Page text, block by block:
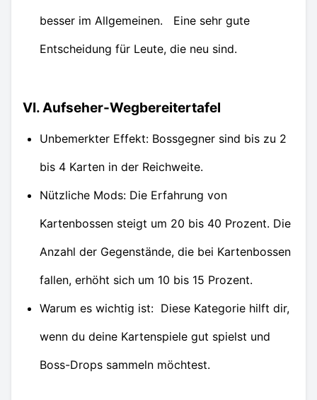
besser im Allgemeinen. Eine sehr gute
Entscheidung für Leute, die neu sind.
VI. Aufseher-Wegbereitertafel
Unbemerkter Effekt: Bossgegner sind bis zu 2
bis 4 Karten in der Reichweite.
Nützliche Mods: Die Erfahrung von
Kartenbossen steigt um 20 bis 40 Prozent. Die
Anzahl der Gegenstände, die bei Kartenbossen
fallen, erhöht sich um 10 bis 15 Prozent.
Warum es wichtig ist: Diese Kategorie hilft dir,
wenn du deine Kartenspiele gut spielst und
Boss-Drops sammeln möchtest.